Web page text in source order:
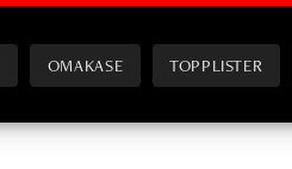
OMAKASE TOPPLISTER